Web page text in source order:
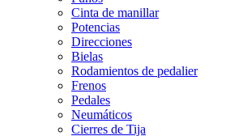
Cinta de manillar
Potencias
Direcciones
Bielas
Rodamientos de pedalier
Frenos
Pedales
Neumáticos
Cierres de Tija